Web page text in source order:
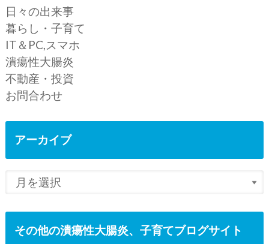
日々の出来事
暮らし・子育て
IT＆PC,スマホ
潰瘍性大腸炎
不動産・投資
お問合わせ
アーカイブ
その他の潰瘍性大腸炎、子育てブログサイト